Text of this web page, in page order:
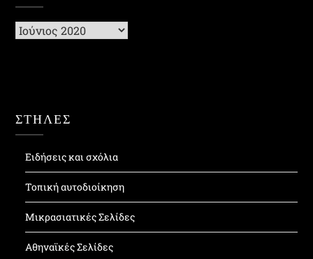
Ιστορικό
ΣΤΗΛΕΣ
Ειδήσεις και σχόλια
Τοπική αυτοδιοίκηση
Μικρασιατικές Σελίδες
Αθηναϊκές Σελίδες